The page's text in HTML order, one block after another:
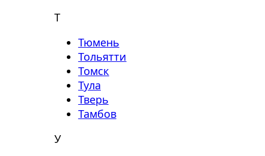
Т
Тюмень
Тольятти
Томск
Тула
Тверь
Тамбов
У